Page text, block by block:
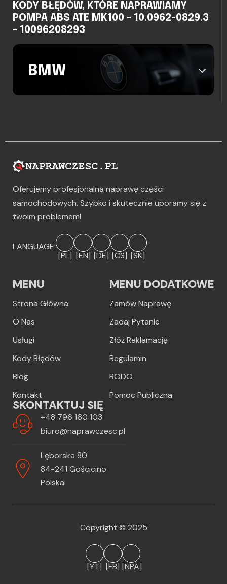
KODY BŁĘDÓW, KTÓRE NAPRAWIAMY
POMPA ABS ATE MK100 - 10.0962-0829.3
- 10096208293
BMW
Oferujemy profesjonalną naprawę części
samochodowych. Szybko i skutecznie uporamy się z
twoim problemem!
LANGUAGE:
[PL] [EN] [DE] [CS] [SK]
MENU
Strona Główna
O Nas
Usługi
Kody Błędów
Blog
Kontakt
MENU DODATKOWE
Zamów Naprawę
Zadaj Pytanie
Złóż Reklamację
Regulamin
RODO
Pomoc Publiczna
SKONTAKTUJ SIĘ
+48 796 160 103
biuro@naprawczesc.pl
Lęborska 80
84-241 Gościcino
Polska
Copyright © 2025
[YT] [FB] [NPA]